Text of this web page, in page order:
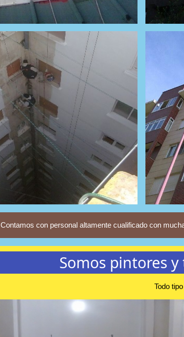
Contamos con personal altamente cualificado con
Somos pintores
Todo